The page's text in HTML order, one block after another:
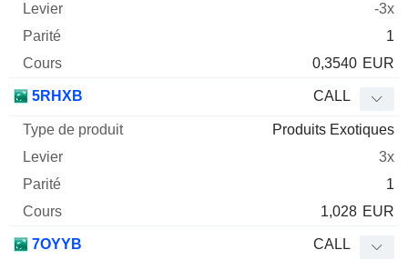
-3x
1
0,3540 EUR
5RHXB CALL
Produits Exotiques
3x
1
1,028 EUR
7OYYB CALL